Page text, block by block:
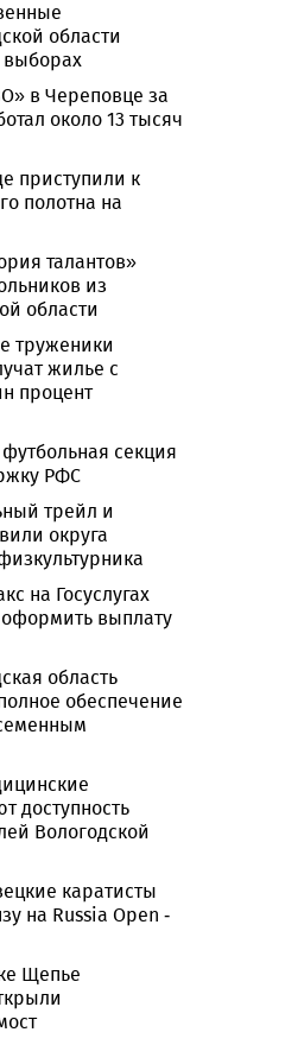
области
выборах
в Череповце за
около 13 тысяч
приступили к
полотна на
талантов»
из
области
труженики
жилье с
процент
секция
РФС
трейл и
округа
на Госуслугах
выплату
область
обеспечение
доступность
Вологодской
каратисты
на Russia Open -
Щепье